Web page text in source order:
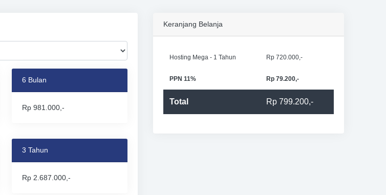
6 Bulan
Rp 981.000,-
3 Tahun
Rp 2.687.000,-
Keranjang Belanja
Hosting Mega - 1 Tahun Rp 720.000,-
PPN 11% Rp 79.200,-
Total Rp 799.200,-